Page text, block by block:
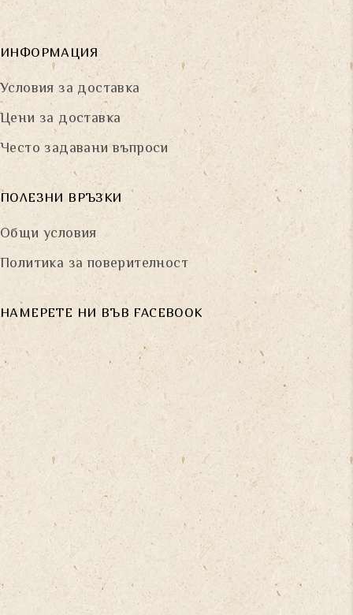
ИНФОРМАЦИЯ
Условия за доставка
Цени за доставка
Често задавани въпроси
ПОЛЕЗНИ ВРЪЗКИ
Общи условия
Политика за поверителност
НАМЕРЕТЕ НИ ВЪВ FACEBOOK